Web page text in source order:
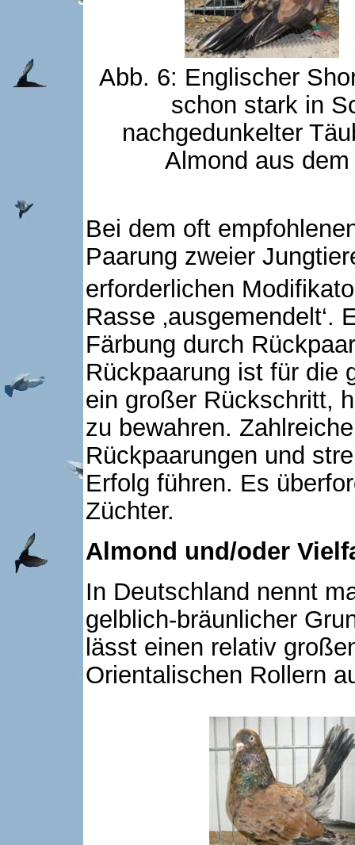
Abb. 6: Englischer
schon stark in
nachgedunkelter
Almond aus dem
Bei dem oft
Paarung zweier
erforderlichen
Rasse ‚ausgemendelt‘.
Färbung durch
Rückpaarung ist für die
ein großer Rückschritt,
zu bewahren.
Rückpaarungen und
Erfolg führen. Es
Züchter.
Almond und/oder
In Deutschland nennt
gelblich-bräunlicher
lässt einen relativ
Orientalischen Rollern